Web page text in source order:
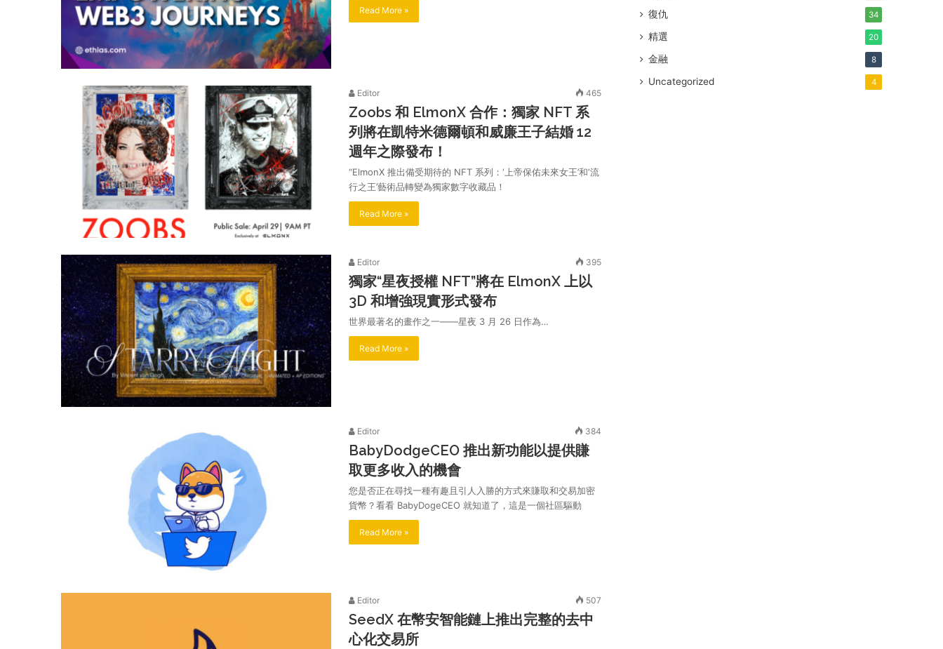
Read More »
Editor 465
Zoobs 和 ElmonX 合作：獨家 NFT 系
列將在凱特米德爾頓和威廉王子結婚 12
週年之際發布！
“ElmonX 推出備受期待的 NFT 系列：‘上帝保佑未來女王’和‘流
行之王’藝術品轉變為獨家數字收藏品！
Read More »
Editor 395
獨家“星夜授權 NFT”將在 ElmonX 上以
3D 和增強現實形式發布
世界最著名的畫作之一——星夜 3 月 26 日作為…
Read More »
Editor 384
BabyDodgeCEO 推出新功能以提供賺
取更多收入的機會
您是否正在尋找一種有趣且引人入勝的方式來賺取和交易加密
貨幣？看看 BabyDogeCEO 就知道了，這是一個社區驅動
Read More »
Editor 507
SeedX 在幣安智能鏈上推出完整的去中
心化交易所
復仇 34
精選 20
金融 8
Uncategorized 4